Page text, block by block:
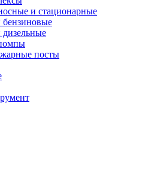
и стационарные
посты